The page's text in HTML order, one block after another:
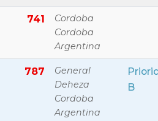
741
Cordoba
Cordoba
Argentina
787
General
Deheza
Cordoba
Argentina
B